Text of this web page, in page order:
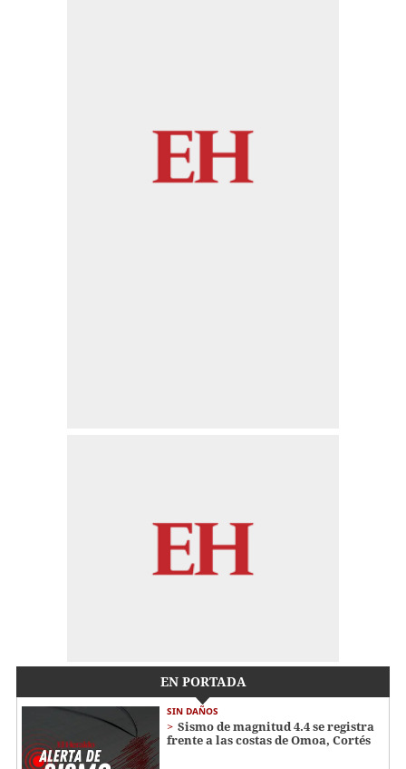
EN PORTADA
SIN DAÑOS
Sismo de magnitud 4.4 se registra
frente a las costas de Omoa, Cortés